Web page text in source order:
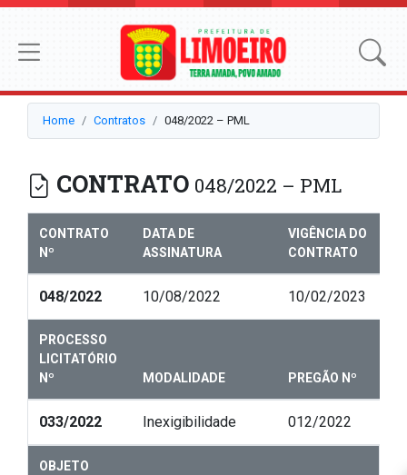
Home Contratos 048/2022 – PML
CONTRATO 048/2022 – PML
CONTRATO
Nº
DATA DE
ASSINATURA
VIGÊNCIA DO
CONTRATO
048/2022 10/08/2022 10/02/2023
PROCESSO
LICITATÓRIO
Nº
MODALIDADE PREGÃO Nº
033/2022 Inexigibilidade 012/2022
OBJETO